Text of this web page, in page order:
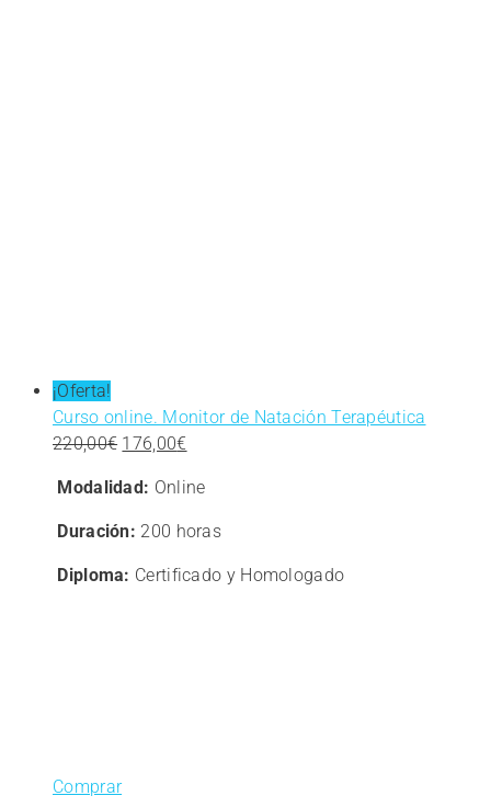
¡Oferta!
Curso online. Monitor de Natación Terapéutica
220,00€ El
original
era:
176,00€
actual
Modalidad: Online
Duración: 200 horas
Diploma: Certificado y Homologado
Comprar